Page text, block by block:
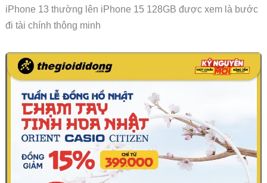
iPhone 13 thường lên iPhone 15 128GB được xem là bước
đi tài chính thông minh